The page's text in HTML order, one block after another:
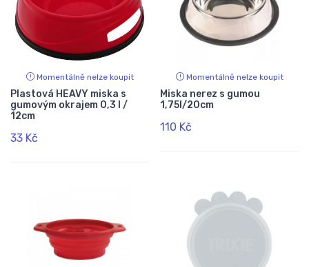
Momentálně nelze koupit
Plastová HEAVY miska s
gumovým okrajem 0,3 l /
12cm
33 Kč
Momentálně nelze koupit
Miska nerez s gumou
1,75l/20cm
110 Kč